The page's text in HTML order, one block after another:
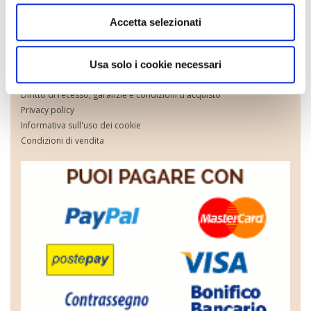
Accetta selezionati
Usa solo i cookie necessari
Dieta Zero Shop
Come ordinare su Dietazeroshop.it
Prezzi e modalità di pagamento
Costi e modalità di spedizione
Diritto di recesso, garanzie e condizioni d'acquisto
Privacy policy
Informativa sull'uso dei cookie
Condizioni di vendita